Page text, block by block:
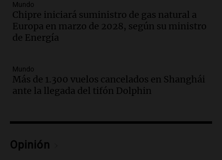
Audio.El abuelo de Agostina Vega, tras
las nuevas detenciones: "En esa casa
todos tenían algo que ver"
Audio.
Una nutricionista derribó el mito
del desayuno ideal: qué alimentos
conviene priorizar
Mundo
Chipre iniciará suministro de gas natural a
Europa en marzo de 2028, según su ministro
de Energía
Mundo
Más de 1.300 vuelos cancelados en Shanghái
ante la llegada del tifón Dolphin
Opinión